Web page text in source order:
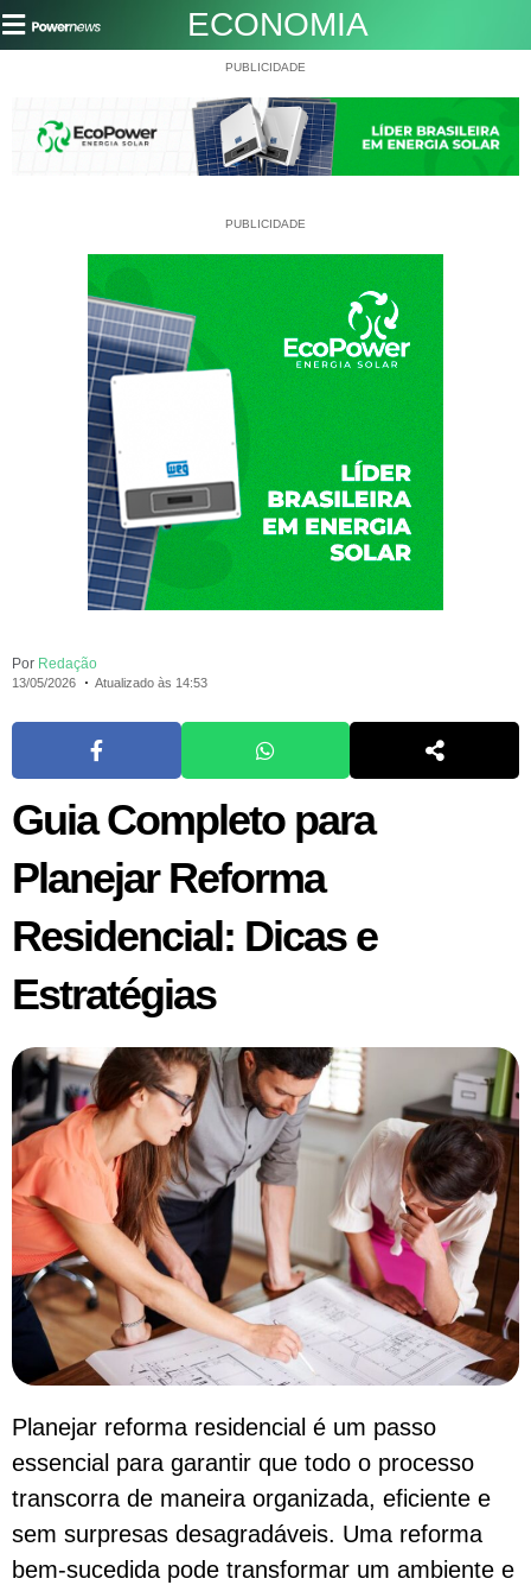
ECONOMIA
PUBLICIDADE
PUBLICIDADE
Por Redação
13/05/2026 Atualizado às 14:53
Guia Completo para
Planejar Reforma
Residencial: Dicas e
Estratégias
Planejar reforma residencial é um passo
essencial para garantir que todo o processo
transcorra de maneira organizada, eficiente e
sem surpresas desagradáveis. Uma reforma
bem-sucedida pode transformar um ambiente e